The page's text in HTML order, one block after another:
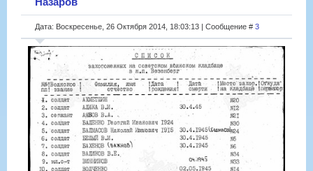
Дата: Воскресенье, 26 Октября 2014, 18:03:13 | Сообщение # 3